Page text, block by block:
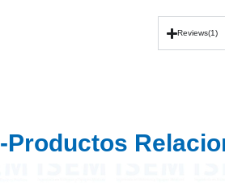
Reviews(1)
-Productos